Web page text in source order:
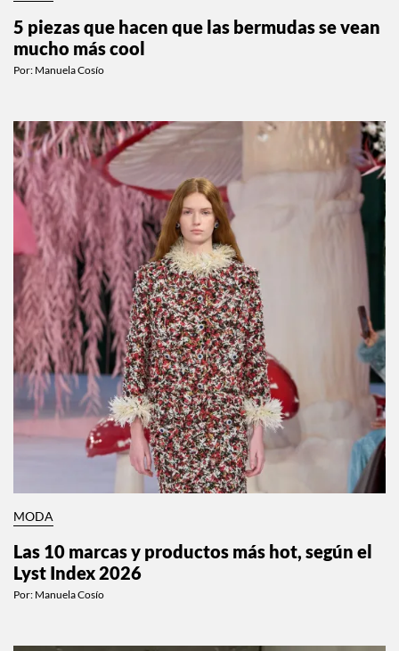
5 piezas que hacen que las bermudas se vean
mucho más cool
Por: Manuela Cosío
MODA
Las 10 marcas y productos más hot, según el
Lyst Index 2026
Por: Manuela Cosío